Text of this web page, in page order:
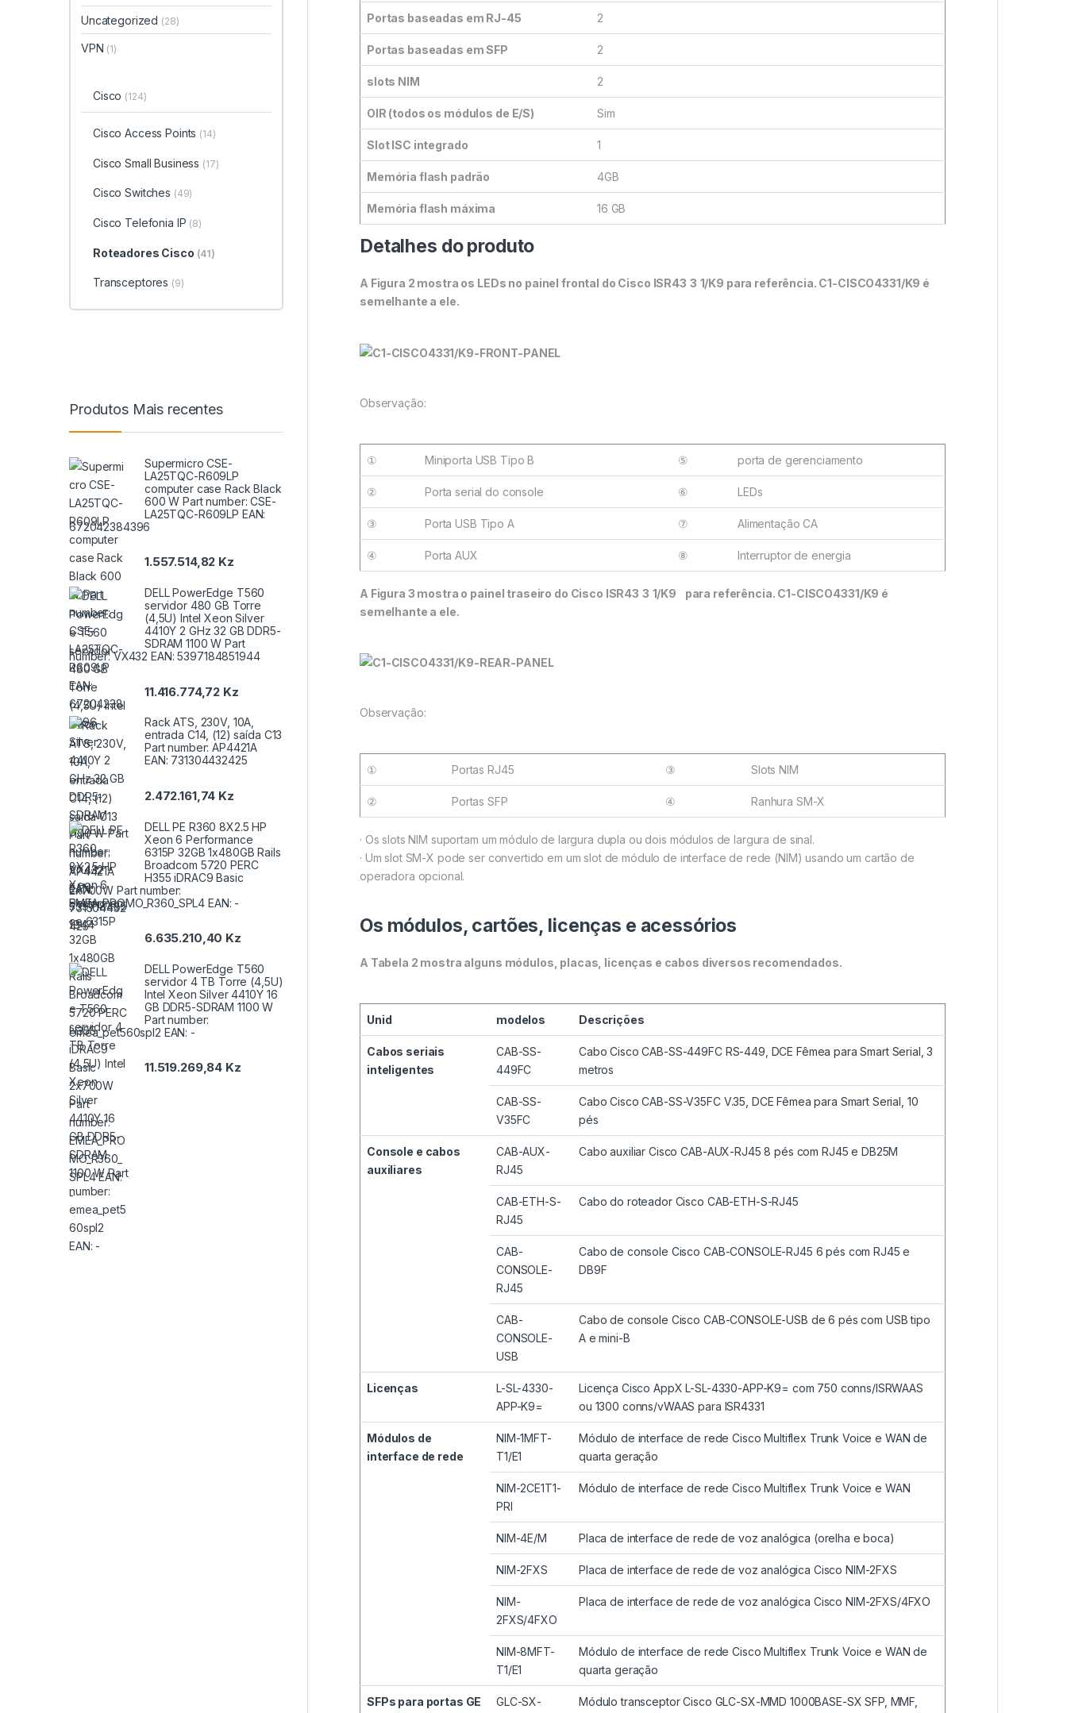
Portas baseadas em RJ-45 2
Portas baseadas em SFP 2
slots NIM 2
OIR (todos os módulos de E/S) Sim
Slot ISC integrado 1
Memória flash padrão 4GB
Memória flash máxima 16 GB
Detalhes do produto
A Figura 2 mostra os LEDs no painel frontal do Cisco ISR43 3 1/K9 para referência. C1-CISCO4331/K9 é
semelhante a ele.
Observação:
① Miniporta USB Tipo B ⑤ porta de gerenciamento
② Porta serial do console ⑥ LEDs
③ Porta USB Tipo A ⑦ Alimentação CA
④ Porta AUX ⑧ Interruptor de energia
A Figura 3 mostra o painel traseiro do Cisco ISR43 3 1/K9
para referência. C1-CISCO4331/K9 é
semelhante a ele.
Observação:
① Portas RJ45 ③ Slots NIM
② Portas SFP ④ Ranhura SM-X
· Os slots NIM suportam um módulo de largura dupla ou dois módulos de largura de sinal.
· Um slot SM-X pode ser convertido em um slot de módulo de interface de rede (NIM) usando um cartão de
operadora opcional.
Os módulos, cartões, licenças e acessórios
A Tabela 2 mostra alguns módulos, placas, licenças e cabos diversos recomendados.
Unid modelos Descrições
Cabos seriais
inteligentes
CAB-SS-
449FC
Cabo Cisco CAB-SS-449FC RS-449, DCE Fêmea para Smart Serial, 3
metros
CAB-SS-
V35FC
Cabo Cisco CAB-SS-V35FC V.35, DCE Fêmea para Smart Serial, 10
pés
Console e cabos
auxiliares
CAB-AUX-
RJ45
Cabo auxiliar Cisco CAB-AUX-RJ45 8 pés com RJ45 e DB25M
CAB-ETH-S-
RJ45
Cabo do roteador Cisco CAB-ETH-S-RJ45
CAB-
CONSOLE-
RJ45
Cabo de console Cisco CAB-CONSOLE-RJ45 6 pés com RJ45 e
DB9F
CAB-
CONSOLE-
USB
Cabo de console Cisco CAB-CONSOLE-USB de 6 pés com USB tipo
A e mini-B
Licenças
L-SL-4330-
APP-K9=
Licença Cisco AppX L-SL-4330-APP-K9= com 750 conns/ISRWAAS
ou 1300 conns/vWAAS para ISR4331
Módulos de
interface de rede
NIM-1MFT-
T1/E1
Módulo de interface de rede Cisco Multiflex Trunk Voice e WAN de
quarta geração
NIM-2CE1T1-
PRI
Módulo de interface de rede Cisco Multiflex Trunk Voice e WAN
NIM-4E/M Placa de interface de rede de voz analógica (orelha e boca)
NIM-2FXS Placa de interface de rede de voz analógica Cisco NIM-2FXS
NIM-
2FXS/4FXO
Placa de interface de rede de voz analógica Cisco NIM-2FXS/4FXO
NIM-8MFT-
T1/E1
Módulo de interface de rede Cisco Multiflex Trunk Voice e WAN de
quarta geração
SFPs para portas GE GLC-SX- Módulo transceptor Cisco GLC-SX-MMD 1000BASE-SX SFP, MMF,
Uncategorized (28)
VPN (1)
Cisco (124)
Cisco Access Points (14)
Cisco Small Business (17)
Cisco Switches (49)
Cisco Telefonia IP (8)
Roteadores Cisco (41)
Transceptores (9)
Produtos Mais recentes
Supermicro CSE-
LA25TQC-R609LP
computer case Rack Black
600 W Part number: CSE-
LA25TQC-R609LP EAN:
672042384396
1.557.514,82 Kz
DELL PowerEdge T560
servidor 480 GB Torre
(4,5U) Intel Xeon Silver
4410Y 2 GHz 32 GB DDR5-
SDRAM 1100 W Part
number: VX432 EAN: 5397184851944
11.416.774,72 Kz
Rack ATS, 230V, 10A,
entrada C14, (12) saída C13
Part number: AP4421A
EAN: 731304432425
2.472.161,74 Kz
DELL PE R360 8X2.5 HP
Xeon 6 Performance
6315P 32GB 1x480GB Rails
Broadcom 5720 PERC
H355 iDRAC9 Basic
2x700W Part number:
EMEA_PROMO_R360_SPL4 EAN: -
6.635.210,40 Kz
DELL PowerEdge T560
servidor 4 TB Torre (4,5U)
Intel Xeon Silver 4410Y 16
GB DDR5-SDRAM 1100 W
Part number:
emea_pet560spl2 EAN: -
11.519.269,84 Kz